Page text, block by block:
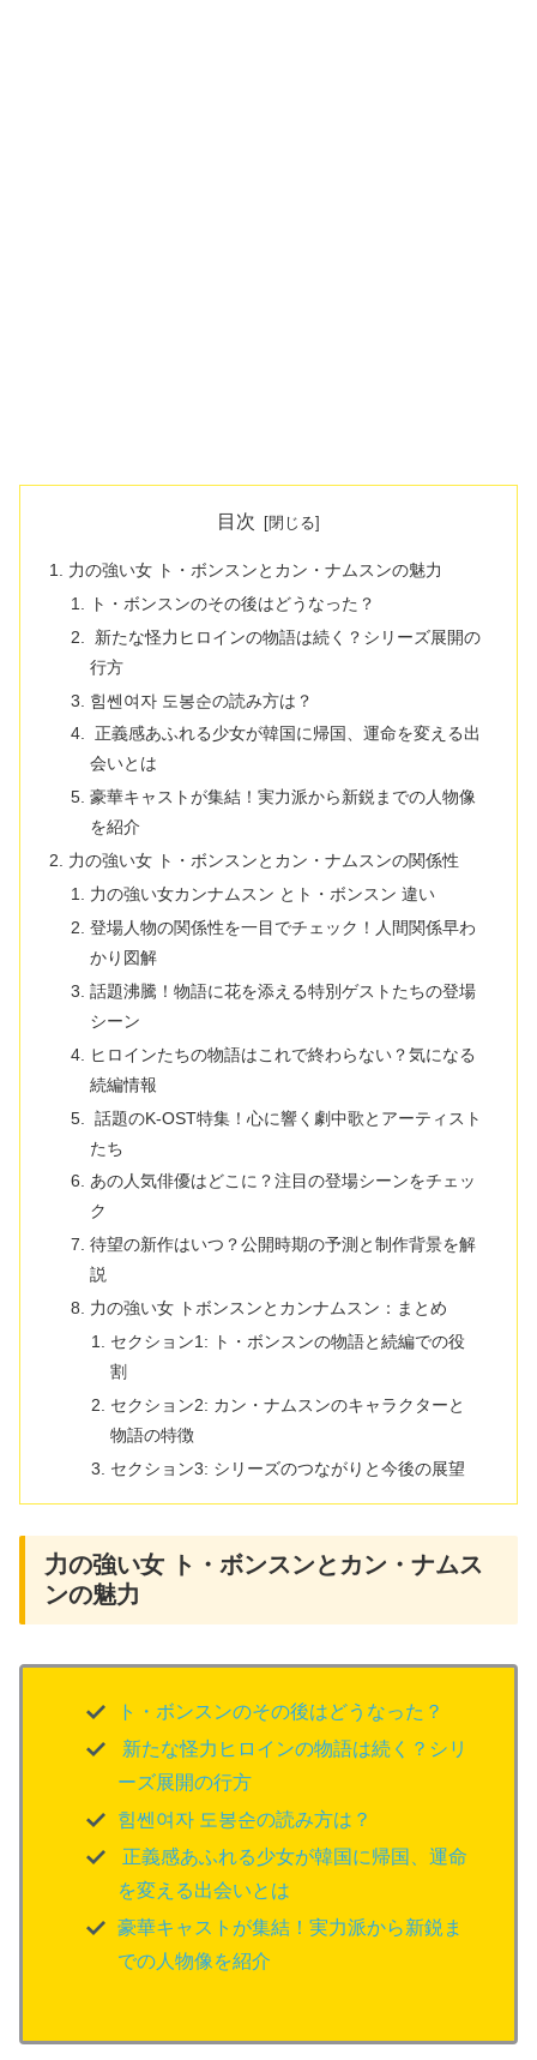
目次
力の強い女 ト・ボンスンとカン・ナムスンの魅力
ト・ボンスンのその後はどうなった？
新たな怪力ヒロインの物語は続く？シリーズ展開の
行方
힘쎈여자 도봉순の読み方は？
正義感あふれる少女が韓国に帰国、運命を変える出
会いとは
豪華キャストが集結！実力派から新鋭までの人物像
を紹介
力の強い女 ト・ボンスンとカン・ナムスンの関係性
力の強い女カンナムスン とト・ボンスン 違い
登場人物の関係性を一目でチェック！人間関係早わ
かり図解
話題沸騰！物語に花を添える特別ゲストたちの登場
シーン
ヒロインたちの物語はこれで終わらない？気になる
続編情報
話題のK-OST特集！心に響く劇中歌とアーティスト
たち
あの人気俳優はどこに？注目の登場シーンをチェッ
ク
待望の新作はいつ？公開時期の予測と制作背景を解
説
力の強い女 トボンスンとカンナムスン：まとめ
セクション1: ト・ボンスンの物語と続編での役
割
セクション2: カン・ナムスンのキャラクターと
物語の特徴
セクション3: シリーズのつながりと今後の展望
力の強い女 ト・ボンスンとカン・ナムス
ンの魅力
ト・ボンスンのその後はどうなった？
新たな怪力ヒロインの物語は続く？シリ
ーズ展開の行方
힘쎈여자 도봉순の読み方は？
正義感あふれる少女が韓国に帰国、運命
を変える出会いとは
豪華キャストが集結！実力派から新鋭ま
での人物像を紹介